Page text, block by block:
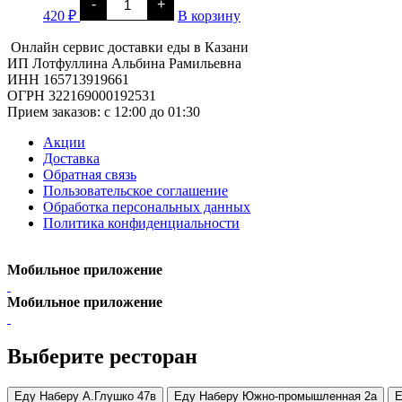
420 ₽
-
товара
Ролл-
с
сыром
+
В корзину
Онлайн сервис доставки еды в Казани
ИП Лотфуллина Альбина Рамильевна
ИНН 165713919661
ОГРН 322169000192531
Прием заказов: c 12:00 до 01:30
Акции
Доставка
Обратная связь
Пользовательское соглашение
Обработка персональных данных
Политика конфиденциальности
Мобильное приложение
Мобильное приложение
Выберите ресторан
Еду Наберу А.Глушко 47в Еду Наберу Южно-промышленная 2а